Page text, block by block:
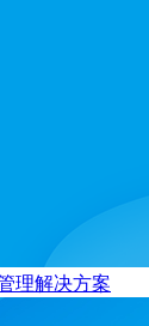
理解决方案